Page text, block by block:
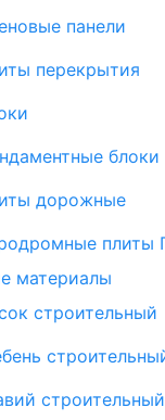
панели
перекрытия
дорожные
плиты
материалы
строительный
строительный